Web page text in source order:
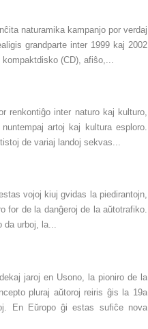
naturamika kampanjo por verdaj
grandparte inter 1999 kaj 2002
(CD), afiŝo,...
renkontiĝo inter naturo kaj kulturo,
artoj kaj kultura esploro.
de variaj landoj sekvas...
vojoj kiuj gvidas la piedirantojn,
for de la danĝeroj de la aŭtotrafiko.
da urboj, la...
jaroj en Usono, la pioniro de la
pluraj aŭtoroj reiris ĝis la 19a
En Eŭropo ĝi estas sufiĉe nova